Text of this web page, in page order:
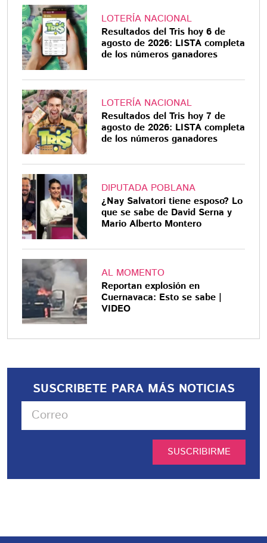
LOTERÍA NACIONAL
Resultados del Tris hoy 6 de
agosto de 2026: LISTA completa
de los números ganadores
LOTERÍA NACIONAL
Resultados del Tris hoy 7 de
agosto de 2026: LISTA completa
de los números ganadores
DIPUTADA POBLANA
¿Nay Salvatori tiene esposo? Lo
que se sabe de David Serna y
Mario Alberto Montero
AL MOMENTO
Reportan explosión en
Cuernavaca: Esto se sabe |
VIDEO
SUSCRIBETE PARA MÁS NOTICIAS
SUSCRIBIRME